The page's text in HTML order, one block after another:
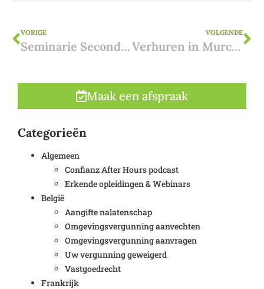
VORIGE
Seminarie Second Home Expo Gent over verhuren in Spanje
VOLGENDE
Verhuren in Murcia: wanneer heb ik een licentie nodig?
Maak een afspraak
Categorieën
Algemeen
Confianz After Hours podcast
Erkende opleidingen & Webinars
België
Aangifte nalatenschap
Omgevingsvergunning aanvechten
Omgevingsvergunning aanvragen
Uw vergunning geweigerd
Vastgoedrecht
Frankrijk